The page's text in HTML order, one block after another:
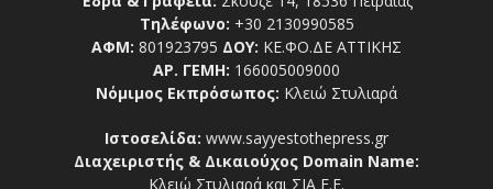
Τηλέφωνο: +30 2130990585
ΑΦΜ: 801923795 ΔΟΥ: ΚΕ.ΦΟ.ΔΕ ΑΤΤΙΚΗΣ
ΑΡ. ΓΕΜΗ: 166005009000
Νόμιμος Εκπρόσωπος: Κλειώ Στυλιαρά
Ιστοσελίδα: www.sayyestothepress.gr
Διαχειριστής & Δικαιούχος Domain Name:
Κλειώ Στυλιαρά και ΣΙΑ Ε.Ε.